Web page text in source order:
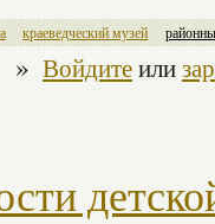
краеведческий музей
» Войдитеили